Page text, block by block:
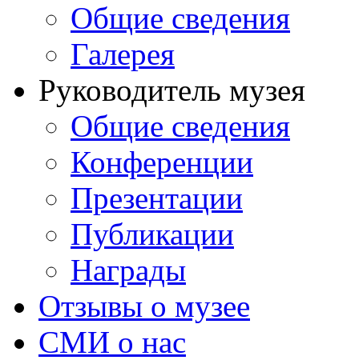
Общие сведения
Галерея
Руководитель музея
Общие сведения
Конференции
Презентации
Публикации
Награды
Отзывы о музее
СМИ о нас